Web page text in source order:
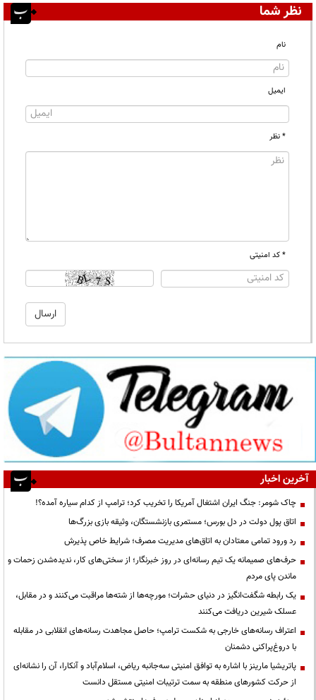
نظر شما
نام
ایمیل
* نظر
* کد امنیتی
آخرین اخبار
چاک شومر: جنگ ایران اشتغال آمریکا را تخریب کرد؛ ترامپ از کدام سیاره آمده؟!
اتاق پول دولت در دل بورس؛ مستمری بازنشستگان، وثیقه بازی بزرگ‌ها
رد ورود تمامی معتادان به اتاق‌های مدیریت مصرف؛ شرایط خاص پذیرش
حرف‌های صمیمانه یک تیم رسانه‌ای در روز خبرنگار؛ از سختی‌های کار، ندیده‌شدن زحمات و
ماندن پای مردم
یک رابطه شگفت‌انگیز در دنیای حشرات؛ مورچه‌ها از شته‌ها مراقبت می‌کنند و در مقابل،
عسلک شیرین دریافت می‌کنند
اعتراف رسانه‌های خارجی به شکست ترامپ؛ حاصل مجاهدت رسانه‌های انقلابی در مقابله
با دروغ‌پراکنی دشمنان
پاتریشیا مارینز با اشاره به توافق امنیتی سه‌جانبه ریاض، اسلام‌آباد و آنکارا، آن را نشانه‌ای
از حرکت کشورهای منطقه به سمت ترتیبات امنیتی مستقل دانست